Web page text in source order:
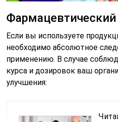
Если вы используете
необходимо абсолютное
применению. В случае
курса и дозировок ваш
улучшения: